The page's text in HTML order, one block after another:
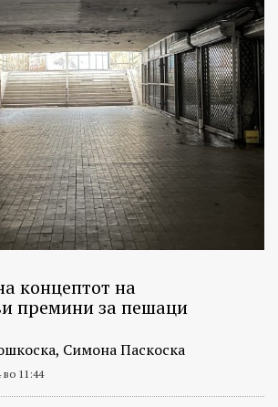
концептот на
премини за пешаци
Симона Паскоска
во 11:44